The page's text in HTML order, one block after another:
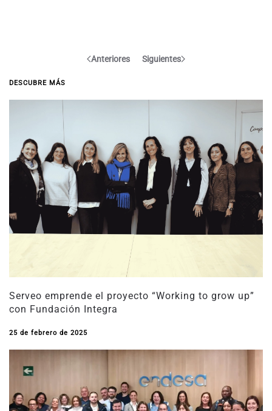
Anteriores Siguientes
DESCUBRE MÁS
Serveo emprende el proyecto “Working to grow up”
con Fundación Integra
25 de febrero de 2025